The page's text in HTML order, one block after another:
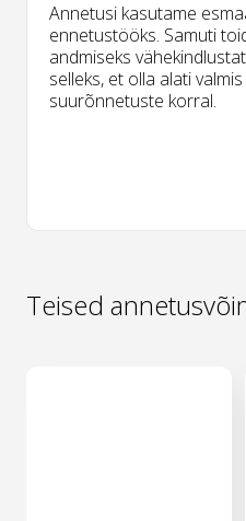
Annetusi kasutame
ennetustööks. Samuti
andmiseks
selleks, et olla alati
suurõnnetuste korral.
Teised